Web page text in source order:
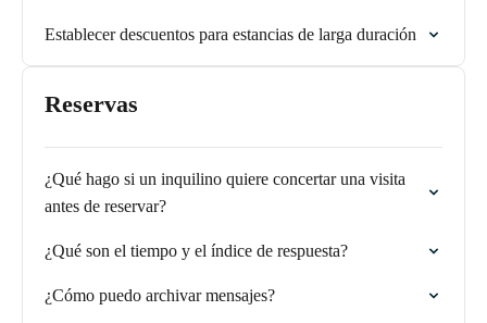
Establecer descuentos para estancias de larga duración
Reservas
¿Qué hago si un inquilino quiere concertar una visita
antes de reservar?
¿Qué son el tiempo y el índice de respuesta?
¿Cómo puedo archivar mensajes?